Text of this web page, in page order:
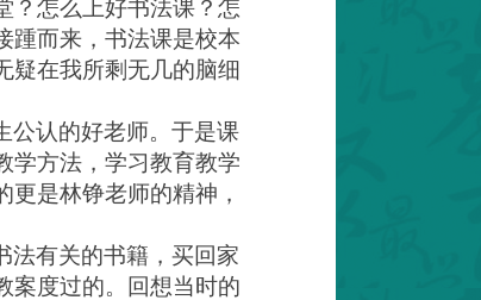
？怎么上好书法课？怎
踵而来，书法课是校本
疑在我所剩无几的脑细
公认的好老师。于是课
学方法，学习教育教学
是林铮老师的精神，
法有关的书籍，买回家
案度过的。回想当时的